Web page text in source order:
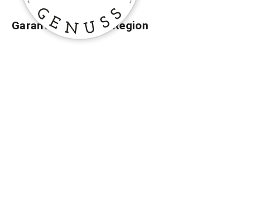
Garantiert aus der Region
Zur Webseite